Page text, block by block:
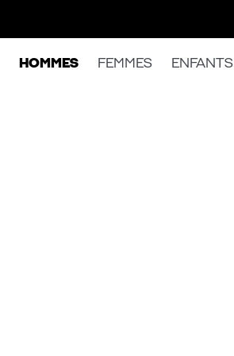
HOMMES FEMMES ENFANTS